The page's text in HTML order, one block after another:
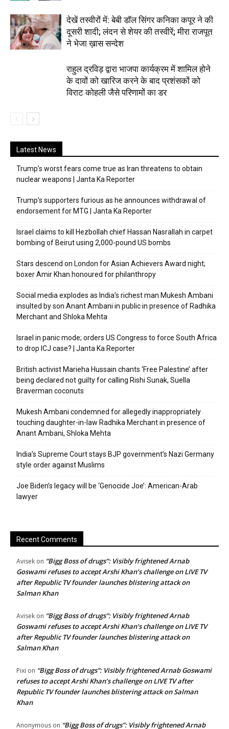
देखें तस्वीरों में: बेबी डॉल सिंगर कनिका कपूर ने की
दूसरी शादी; लंदन से शेयर की तस्वीरें; मीरा राजपूत
ने भेजा ख़ास सन्देश
राहुल द्रविड़ द्वारा भाजपा कार्यक्रम में शामिल होने
के दावों को खारिज करने के बाद प्रशंसकों को
विराट कोहली जैसे परिणामों का डर
Latest News
Trump’s worst fears come true as Iran threatens to obtain
nuclear weapons | Janta Ka Reporter
Trump’s supporters furious as he announces withdrawal of
endorsement for MTG | Janta Ka Reporter
Israel claims to kill Hezbollah chief Hassan Nasrallah in carpet
bombing of Beirut using 2,000-pound US bombs
Stars descend on London for Asian Achievers Award night;
boxer Amir Khan honoured for philanthropy
Social media explodes as India’s richest man Mukesh Ambani
insulted by son Anant Ambani in public in presence of Radhika
Merchant and Shloka Mehta
Israel in panic mode; orders US Congress to force South Africa
to drop ICJ case? | Janta Ka Reporter
British activist Marieha Hussain chants ‘Free Palestine’ after
being declared not guilty for calling Rishi Sunak, Suella
Braverman coconuts
Mukesh Ambani condemned for allegedly inappropriately
touching daughter-in-law Radhika Merchant in presence of
Anant Ambani, Shloka Mehta
India’s Supreme Court stays BJP government’s Nazi Germany
style order against Muslims
Joe Biden’s legacy will be ‘Genocide Joe’: American-Arab
lawyer
Recent Comments
Avisek on “Bigg Boss of drugs”: Visibly frightened Arnab
Goswami refuses to accept Arshi Khan’s challenge on LIVE TV
after Republic TV founder launches blistering attack on
Salman Khan
Avisek on “Bigg Boss of drugs”: Visibly frightened Arnab
Goswami refuses to accept Arshi Khan’s challenge on LIVE TV
after Republic TV founder launches blistering attack on
Salman Khan
Pixi on “Bigg Boss of drugs”: Visibly frightened Arnab Goswami
refuses to accept Arshi Khan’s challenge on LIVE TV after
Republic TV founder launches blistering attack on Salman
Khan
Anonymous on “Bigg Boss of drugs”: Visibly frightened Arnab